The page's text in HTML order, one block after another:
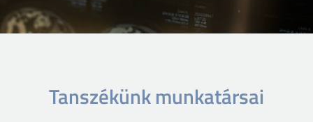
Tanszékünk munkatársai